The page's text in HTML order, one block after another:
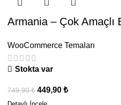
Armania – Çok Amaçlı
WooCommerce Temaları
Stokta var
749,90₺ 449,90 ₺